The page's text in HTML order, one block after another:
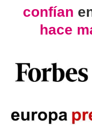
confían
hace